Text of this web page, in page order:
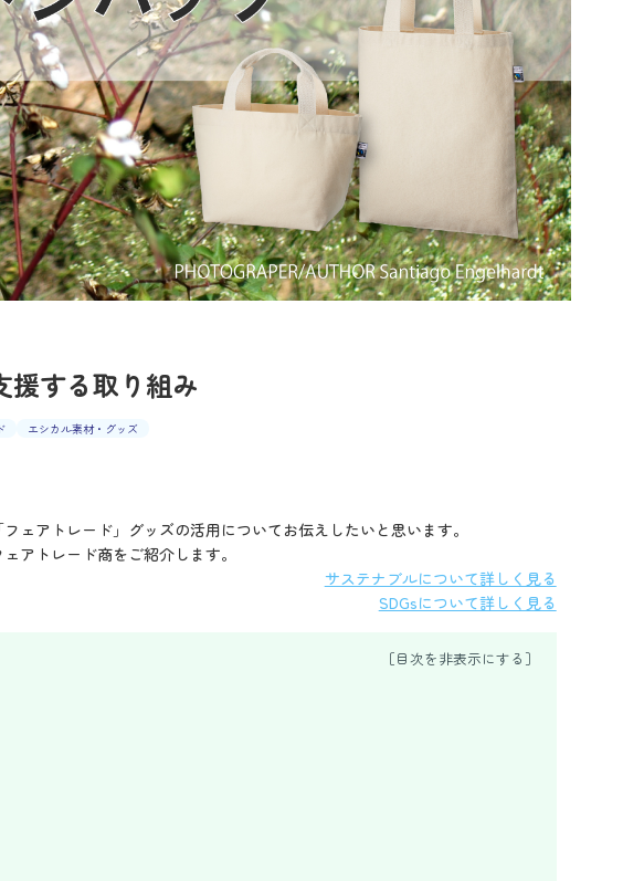
援する取り組み
エシカル素材・グッズ
アトレード」グッズの活用についてお伝えしたいと思います。
アトレード商をご紹介します。
サステナブルについて詳しく見る
SDGsについて詳しく見る